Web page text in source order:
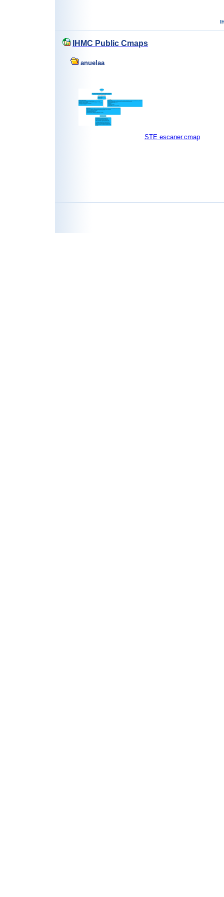
IHMC Public Cmaps
anuelaa
STE escaner.cmap